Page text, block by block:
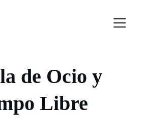
de Ocio y
Libre